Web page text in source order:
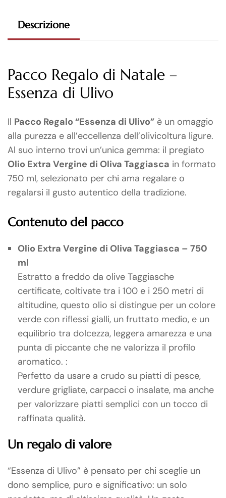
Descrizione
Pacco Regalo di Natale –
Essenza di Ulivo
Il Pacco Regalo “Essenza di Ulivo” è un omaggio
alla purezza e all’eccellenza dell’olivicoltura ligure.
Al suo interno trovi un’unica gemma: il pregiato
Olio Extra Vergine di Oliva Taggiasca in formato
750 ml, selezionato per chi ama regalare o
regalarsi il gusto autentico della tradizione.
Contenuto del pacco
Olio Extra Vergine di Oliva Taggiasca – 750
ml
Estratto a freddo da olive Taggiasche
certificate, coltivate tra i 100 e i 250 metri di
altitudine, questo olio si distingue per un colore
verde con riflessi gialli, un fruttato medio, e un
equilibrio tra dolcezza, leggera amarezza e una
punta di piccante che ne valorizza il profilo
aromatico. :
Perfetto da usare a crudo su piatti di pesce,
verdure grigliate, carpacci o insalate, ma anche
per valorizzare piatti semplici con un tocco di
raffinata qualità.
Un regalo di valore
“Essenza di Ulivo” è pensato per chi sceglie un
dono semplice, puro e significativo: un solo